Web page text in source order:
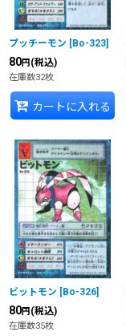
プッチーモン [Bo-323]
80円 (税込)
在庫数32枚
カートに入れる
ビットモン [Bo-326]
80円 (税込)
在庫数35枚